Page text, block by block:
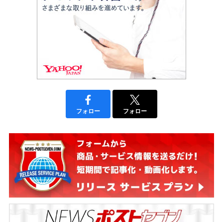
フォロー フォロー